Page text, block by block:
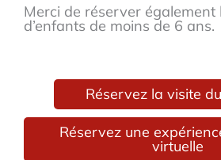
Merci de réserver également
d’enfants de moins de 6 ans.
Réservez la visite
Réservez une
virtuelle